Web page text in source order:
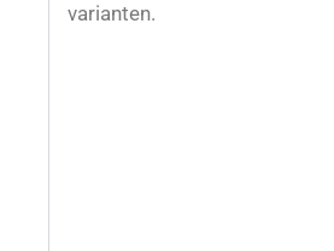
varianten.